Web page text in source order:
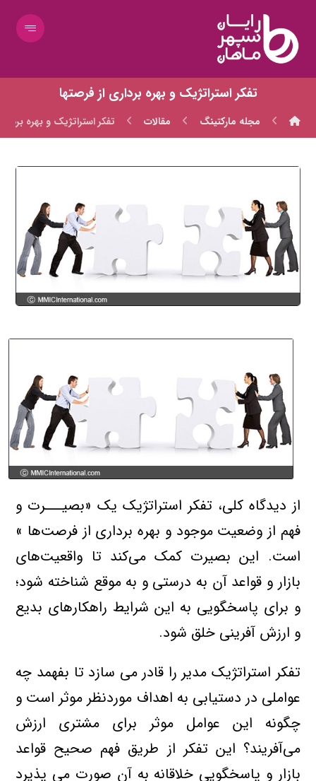
تفکر استراتژیک و بهره برداری از فرصتها
مجله مارکتینگ مقالات تفکر استراتژیک و بهره
از دیدگاه کلی، تفکر استراتژیک یک «بصیـــرت و
فهم از وضعیت موجود و بهره برداری از فرصت‌ها »
است. این بصیرت کمک می‌کند تا واقعیت‌های
بازار و قواعد آن به درستی و به موقع شناخته شود؛
و برای پاسخگویی به این شرایط راهکارهای بدیع
و ارزش آفرینی خلق شود.
تفکر استراتژیک مدیر را قادر می سازد تا بفهمد چه
عواملی در دستیابی به اهداف موردنظر موثر است و
چگونه این عوامل موثر برای مشتری ارزش
می‌آفریند؟ این تفکر از طریق فهم صحیح قواعد
بازار و پاسخگویی خلاقانه به آن صورت می پذیرد